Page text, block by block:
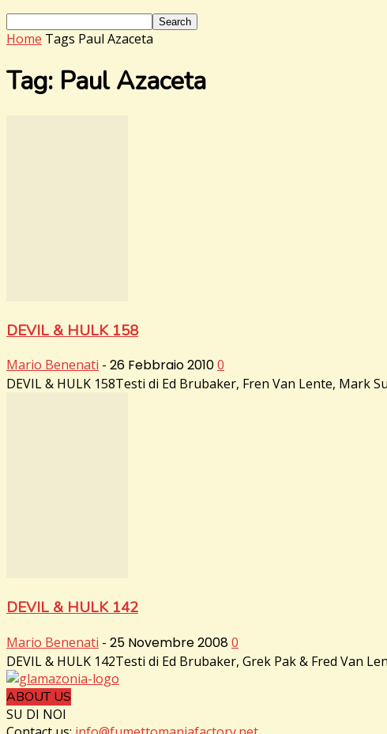
Home Tags Paul Azaceta
Tag: Paul Azaceta
DEVIL & HULK 158
Mario Benenati - 26 Febbraio 20100
DEVIL & HULK 158Testi di Ed Brubaker, Fren Van Lente, Mark
DEVIL & HULK 142
Mario Benenati - 25 Novembre 20080
DEVIL & HULK 142Testi di Ed Brubaker, Grek Pak & Fred Van
ABOUT US
SU DI NOI